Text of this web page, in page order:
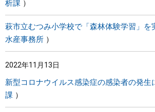
析課
萩市立むつみ小学校で「森林体験学習」を
水産事務所
2022年11月13日
新型コロナウイルス感染症の感染者の発生
課